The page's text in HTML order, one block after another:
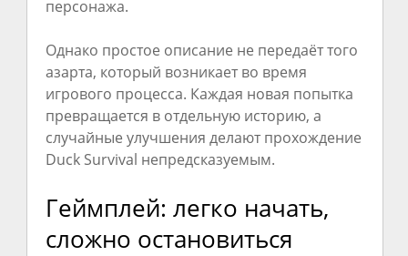
персонажа.
Однако простое описание не передаёт того
азарта, который возникает во время
игрового процесса. Каждая новая попытка
превращается в отдельную историю, а
случайные улучшения делают прохождение
Duck Survival непредсказуемым.
Геймплей: легко начать,
сложно остановиться